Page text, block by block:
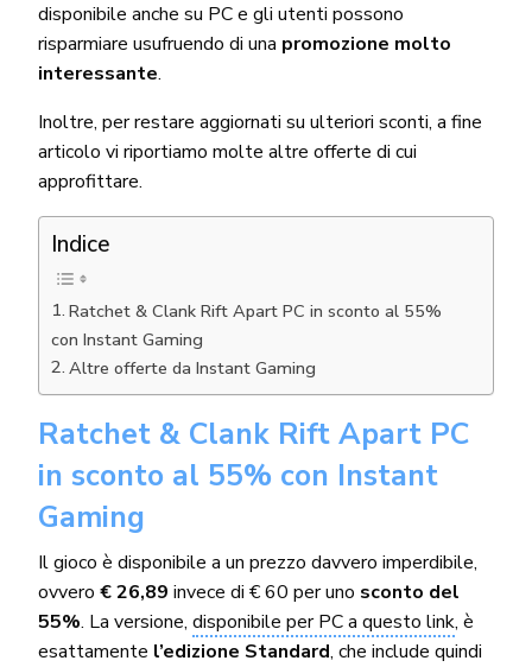
disponibile anche su PC e gli utenti possono
risparmiare usufruendo di una promozione molto
interessante.
Inoltre, per restare aggiornati su ulteriori sconti, a fine
articolo vi riportiamo molte altre offerte di cui
approfittare.
Indice
Ratchet & Clank Rift Apart PC in sconto al 55%
con Instant Gaming
Altre offerte da Instant Gaming
Ratchet & Clank Rift Apart PC
in sconto al 55% con Instant
Gaming
Il gioco è disponibile a un prezzo davvero imperdibile,
ovvero € 26,89 invece di € 60 per uno sconto del
55%. La versione,disponibile per PC a questo link, è
esattamente l’edizione Standard, che include quindi